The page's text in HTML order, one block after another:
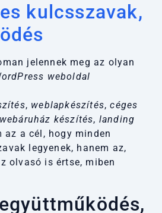
kulcsszavak,
jelennek meg az olyan
weboldal
, weblapkészítés,céges
webáruház készítés, landing
az a cél, hogy minden
legyenek, hanem az,
olvasó is értse, miben